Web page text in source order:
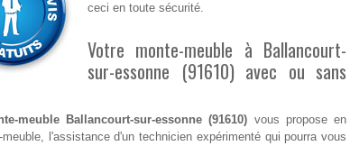
ceci en toute sécurité.
Votre monte-meuble à Ballancourt-
sur-essonne (91610) avec ou sans
meuble Ballancourt-sur-essonne (91610) vous propose en
l'assistance d'un technicien expérimenté qui pourra vous